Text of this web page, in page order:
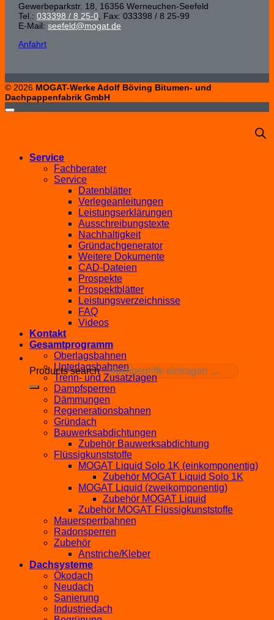
Gewerbeparkstr. 18, 16356 Werneuchen-Seefeld
Tel.: 033398 / 8 25-0 , Fax: 033398 / 8 25-99
E-Mail: seefeld@mogat.de
Anfahrt
© 2026 MOGAT-Werke Adolf Böving Bitumen- und
Dachpappenfabrik GmbH
Products search
Service
Fachberater
Service
Datenblätter
Verlegeanleitungen
Leistungserklärungen
Ausschreibungstexte
Nachhaltigkeit
Gründachgenerator
Weitere Dokumente
CAD-Dateien
Prospekte
Prospektblätter
Leistungsverzeichnisse
FAQ
Videos
Kontakt
Gesamtprogramm
Oberlagsbahnen
Unterlagsbahnen
Trenn- und Zusatzlagen
Dampfsperren
Dämmungen
Regenerationsbahnen
Gründach
Bauwerksabdichtungen
Zubehör Bauwerksabdichtung
Flüssigkunststoffe
MOGAT Liquid Solo 1K (einkomponentig)
Zubehör MOGAT Liquid Solo 1K
MOGAT Liquid (zweikomponentig)
Zubehör MOGAT Liquid
Zubehör MOGAT Flüssigkunststoffe
Mauersperrbahnen
Radonsperren
Zubehör
Anstriche/Kleber
Dachsysteme
Ökodach
Neudach
Sanierung
Industriedach